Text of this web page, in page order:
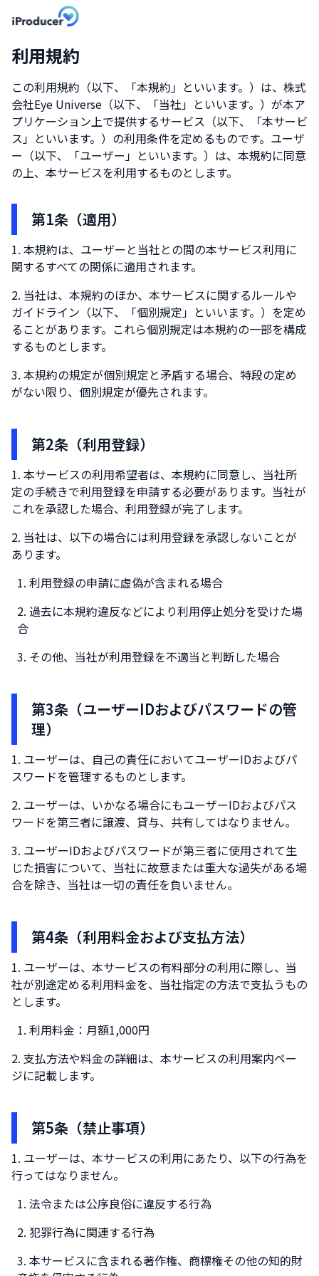
利用規約
この利用規約（以下、「本規約」といいます。）は、 株式
会社Eye Universe （以下、「当社」といいます。）が本ア
プリケーション上で提供するサービス（以下、「本サービ
ス」といいます。）の利用条件を定めるものです。ユーザ
ー（以下、「ユーザー」といいます。）は、本規約に同意
の上、本サービスを利用するものとします。
第1条（適用）
本規約は、ユーザーと当社との間の本サービス利用に
関するすべての関係に適用されます。
当社は、本規約のほか、本サービスに関するルールや
ガイドライン（以下、「個別規定」といいます。）を定め
ることがあります。これら個別規定は本規約の一部を構成
するものとします。
本規約の規定が個別規定と矛盾する場合、特段の定め
がない限り、個別規定が優先されます。
第2条（利用登録）
本サービスの利用希望者は、本規約に同意し、当社所
定の手続きで利用登録を申請する必要があります。当社が
これを承認した場合、利用登録が完了します。
当社は、以下の場合には利用登録を承認しないことが
あります。
利用登録の申請に虚偽が含まれる場合
過去に本規約違反などにより利用停止処分を受けた場
合
その他、当社が利用登録を不適当と判断した場合
第3条（ユーザーIDおよびパスワードの管
理）
ユーザーは、自己の責任においてユーザーIDおよびパ
スワードを管理するものとします。
ユーザーは、いかなる場合にもユーザーIDおよびパス
ワードを第三者に譲渡、貸与、共有してはなりません。
ユーザーIDおよびパスワードが第三者に使用されて生
じた損害について、当社に故意または重大な過失がある場
合を除き、当社は一切の責任を負いません。
第4条（利用料金および支払方法）
ユーザーは、本サービスの有料部分の利用に際し、当
社が別途定める利用料金を、当社指定の方法で支払うもの
とします。
利用料金：月額1,000円
支払方法や料金の詳細は、本サービスの利用案内ペー
ジに記載します。
第5条（禁止事項）
ユーザーは、本サービスの利用にあたり、以下の行為を
行ってはなりません。
法令または公序良俗に違反する行為
犯罪行為に関連する行為
本サービスに含まれる著作権、商標権その他の知的財